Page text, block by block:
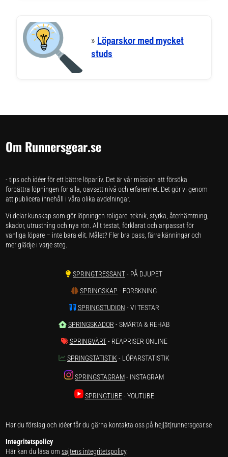
» Löparskor med mycket
studs
Om Runnersgear.se
- tips och idéer för ett bättre löparliv. Det är vår mission att försöka
förbättra löpningen för alla, oavsett nivå och erfarenhet. Det gör vi genom
att publicera innehåll i våra olika avdelningar.
Vi delar kunskap som gör löpningen roligare: teknik, styrka, återhämtning,
skador, utrustning och nya rön. Allt testat, förklarat och anpassat för
vanliga löpare – inte bara elit. Målet? Fler bra pass, färre känningar och
mer glädje i varje steg.
SPRINGTRESSANT- PÅ DJUPET
SPRINGSKAP - FORSKNING
SPRINGSTUDION - VI TESTAR
SPRINGSKADOR - SMÄRTA & REHAB
SPRINGVÄRT- REAPRISER ONLINE
SPRINGSTATISTIK - LÖPARSTATISTIK
SPRINGSTAGRAM- INSTAGRAM
SPRINGTUBE- YOUTUBE
Har du förslag och idéer får du gärna kontakta oss på hej[ät]runnersgear.se
Integritetspolicy
Här kan du läsa omsajtens integritetspolicy.